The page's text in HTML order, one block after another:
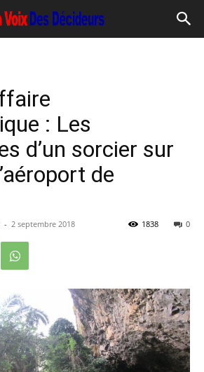
: Les
d’un sorcier sur
de
- 2 septembre 2018 0
1838